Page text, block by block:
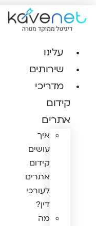
לתוכן
עלינו
שירותים
מדריכי
קידום
אתרים
איך
עושים
קידום
אתרים
לעורכי
דין?
מה